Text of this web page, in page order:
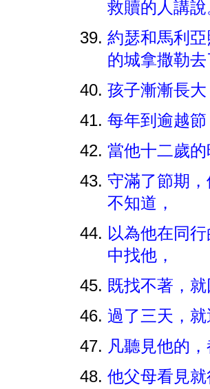
救贖的人講說
約瑟和馬利
的城拿撒勒
孩子漸漸長
每年到逾越
當他十二歲
守滿了節期
不知道，
以為他在同
中找他，
既找不著，
過了三天，
凡聽見他的
他父母看見